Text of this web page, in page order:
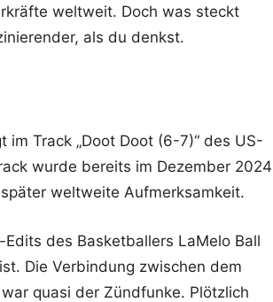
weltweit. Doch was steckt
als du denkst.
Track „Doot Doot (6-7)“ des US-
wurde bereits im Dezember 2024
weltweite Aufmerksamkeit.
des Basketballers LaMelo Ball
Die Verbindung zwischen dem
quasi der Zündfunke. Plötzlich